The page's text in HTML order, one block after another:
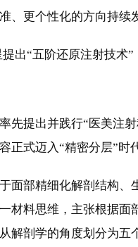
、更个性化的方向持续
先提出并践行“医美
正式迈入“精密分层”时
面部精细化解剖结构、
材料思维，主张根据
解剖学的角度划分为五